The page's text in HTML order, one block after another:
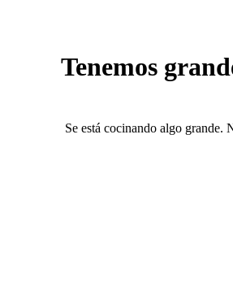
Tenemos
Se está cocinando algo grande.